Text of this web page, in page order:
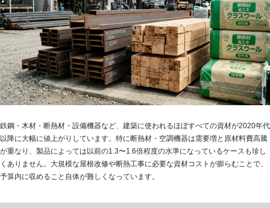
鉄鋼・木材・断熱材・設備機器など、建築に使われるほぼすべての資材が2020年代
以降に大幅に値上がりしています。特に断熱材・空調機器は需要増と原材料費高騰
が重なり、製品によっては以前の1.3〜1.6倍程度の水準になっているケースも珍し
くありません。大規模な屋根改修や断熱工事に必要な資材コストが膨らむことで、
予算内に収めること自体が難しくなっています。